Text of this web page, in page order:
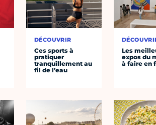
DÉCOUVRIR
Ces sports à
pratiquer
tranquillement au
fil de l’eau
Les
expos du
à faire en